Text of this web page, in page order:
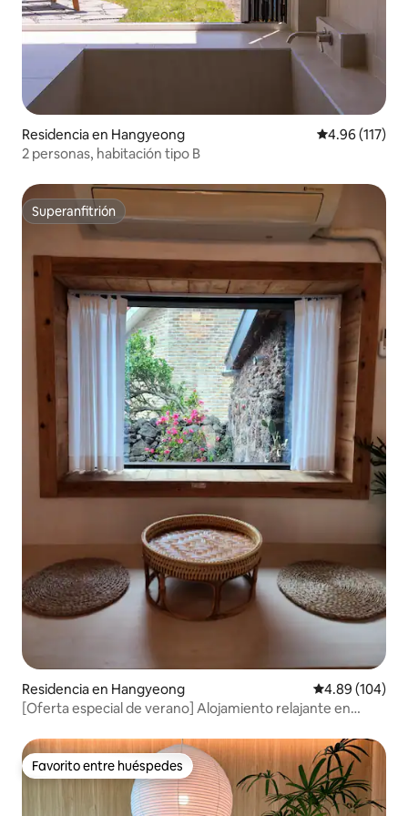
Residencia en Hangyeong Calificación
4.96 (117)
2 personas, habitación tipo B
Superanfitrión
Superanfitrión
Residencia en Hangyeong Calificación
4.89 (104)
[Oferta especial de verano] Alojamiento relajante en
Biyangdo, vista al mar, jacuzzi y parrilla gratis
Favorito entre huéspedes
Favorito entre huéspedes